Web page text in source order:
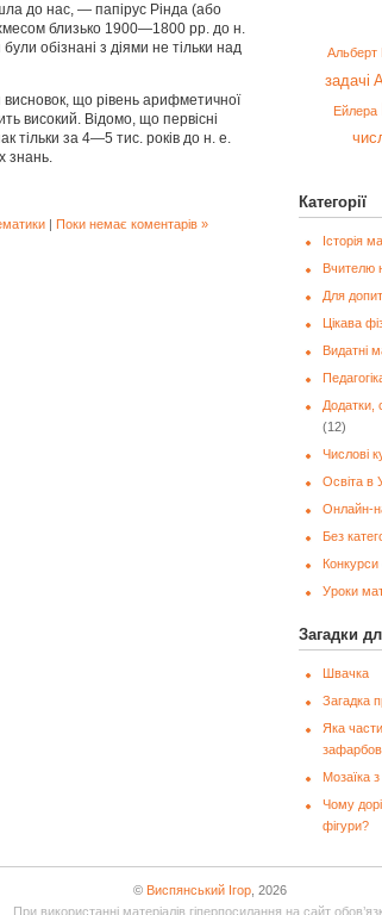
до нас, — папірус Рінда (або
близько 1900—1800 рр. до н.
обізнані з діями не тільки над
що рівень арифметичної
високий. Відомо, що первісні
тільки за 4—5 тис. років до н. е.
знань.
Поки немає коментарів »
Альберт
задачі
Ейлера
Категорії
Історія
Вчителю
Для
Цікава
Видатні
Додатки,
(12)
Числові
Освіта в
Онлайн-
Без
Конкурси
Уроки
Загадки
Швачка
Загадка
Яка
Мозаїка з
Чому
фігури?
© Виспянський Ігор, 2026
При використанні матеріалів гіперпосилання на сайт